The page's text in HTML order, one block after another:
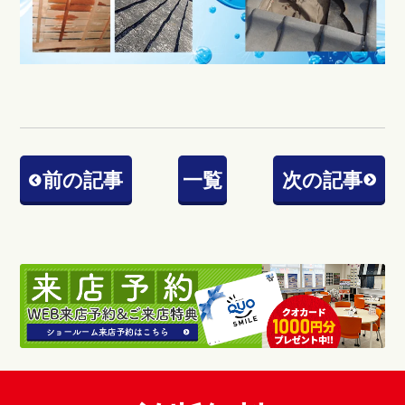
前の記事 一覧 次の記事